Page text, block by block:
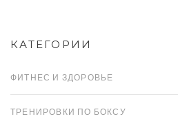
КАТЕГОРИИ
ФИТНЕС И ЗДОРОВЬЕ
ТРЕНИРОВКИ ПО БОКСУ